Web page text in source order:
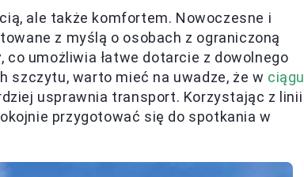
ale także komfortem. Nowoczesne i
z myślą o osobach z ograniczoną
, co umożliwia łatwe dotarcie z dowolnego
szczytu, warto mieć na uwadze, że w ciągu
usprawnia transport. Korzystając z linii
przygotować się do spotkania w